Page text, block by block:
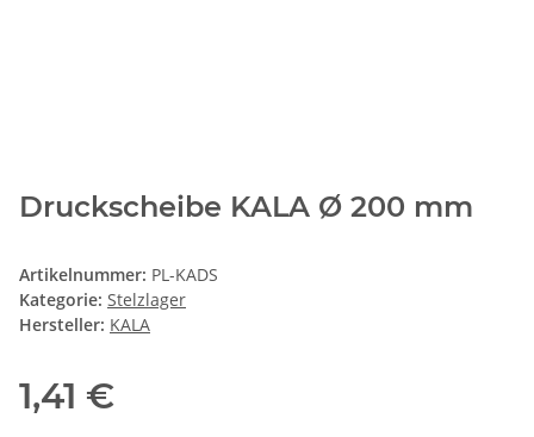
Druckscheibe KALA Ø 200 mm
Artikelnummer: PL-KADS
Kategorie: Stelzlager
Hersteller: KALA
1,41 €